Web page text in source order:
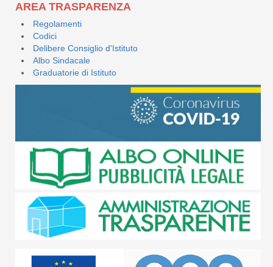
AREA TRASPARENZA
Regolamenti
Codici
Delibere Consiglio d'Istituto
Albo Sindacale
Graduatorie di Istituto